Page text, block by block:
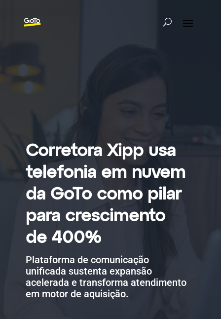
Corretora Xipp usa
telefonia em nuvem
da GoTo como pilar
para crescimento
de 400%
Plataforma de comunicação
unificada sustenta expansão
acelerada e transforma atendimento
em motor de aquisição.